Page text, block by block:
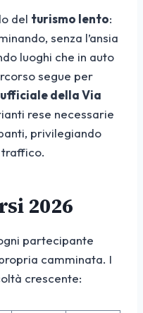
del turismo lento:
senza l’ansia
luoghi che in auto
segue per
della Via
rese necessarie
privilegiando
2026
partecipante
camminata. I
crescente: